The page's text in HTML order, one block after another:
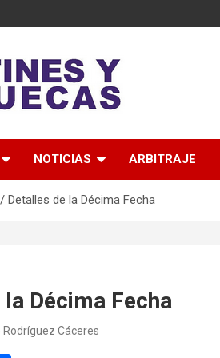
NOTICIAS ARBITRAJE
Detalles de la Décima Fecha
Décima Fecha
Rodríguez Cáceres